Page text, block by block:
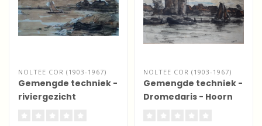
NOLTEE COR (1903-1967)
Gemengde techniek -
riviergezicht
NOLTEE COR (1903-1967)
Gemengde techniek -
Dromedaris - Hoorn